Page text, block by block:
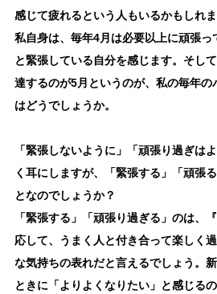
感じて疲れるという人もいるかもしれま
私自身は、毎年4月は必要以上に頑張っ
と緊張している自分を感じます。そし
達するのが5月というのが、私の毎年の
はどうでしょうか。
「緊張しないように」「頑張り過ぎは
く耳にしますが、「緊張する」「頑張
となのでしょうか？
「緊張する」「頑張り過ぎる」のは、
応して、うまく人と付き合って楽しく
な気持ちの表れだと言えるでしょう。
ときに「よりよくなりたい」と感じる